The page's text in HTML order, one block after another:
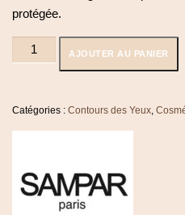
protégée.
Roll-
Sampar
AJOUTER AU PANIER
Catégories : Contours des Yeux,